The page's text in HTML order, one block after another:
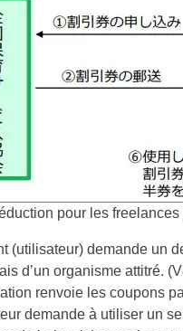
pour les
(utilisateur) demande un
d’un organisme attitré.
renvoie les coupons
demande à utiliser un